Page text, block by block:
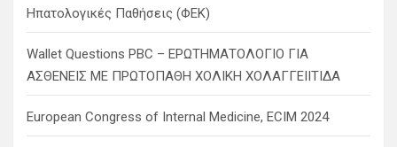
Ηπατολογικές Παθήσεις (ΦΕΚ)
Wallet Questions PBC – ΕΡΩΤΗΜΑΤΟΛΟΓΙΟ ΓΙΑ
ΑΣΘΕΝΕΙΣ ΜΕ ΠΡΩΤΟΠΑΘΗ ΧΟΛΙΚΗ ΧΟΛΑΓΓΕΙΙΤΙΔΑ
European Congress of Internal Medicine, ECIM 2024